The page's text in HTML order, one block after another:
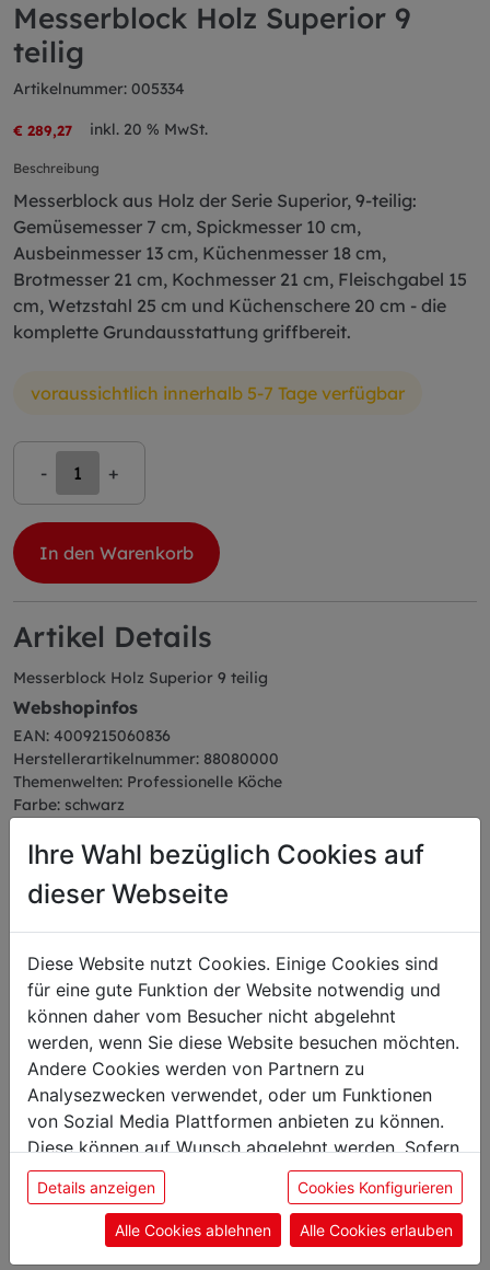
Messerblock Holz Superior 9
teilig
Artikelnummer: 005334
€ 289,27 inkl. 20 % MwSt.
Beschreibung
Messerblock aus Holz der Serie Superior, 9-teilig:
Gemüsemesser 7 cm, Spickmesser 10 cm,
Ausbeinmesser 13 cm, Küchenmesser 18 cm,
Brotmesser 21 cm, Kochmesser 21 cm, Fleischgabel 15
cm, Wetzstahl 25 cm und Küchenschere 20 cm - die
komplette Grundausstattung griffbereit.
voraussichtlich innerhalb 5-7 Tage verfügbar
- +
In den Warenkorb
Artikel Details
Messerblock Holz Superior 9 teilig
Webshopinfos
EAN: 4009215060836
Herstellerartikelnummer: 88080000
Themenwelten: Professionelle Köche
Farbe: schwarz
Abmessungen
Länge: 33,00 cm
Breite: 9,70 cm
Höhe: 29,00 cm
Das könnte Sie auch
interessieren
Wurstgabel
Ihre Wahl bezüglich Cookies auf
dieser Webseite
Diese Website nutzt Cookies. Einige Cookies sind
für eine gute Funktion der Website notwendig und
können daher vom Besucher nicht abgelehnt
werden, wenn Sie diese Website besuchen möchten.
Andere Cookies werden von Partnern zu
Analysezwecken verwendet, oder um Funktionen
von Sozial Media Plattformen anbieten zu können.
Diese können auf Wunsch abgelehnt werden. Sofern
sie unsere Webseite weiter nutzen, geben Sie
Einwilligung zu unseren Cookies.
Details anzeigen Cookies Konfigurieren
Alle Cookies ablehnen Alle Cookies erlauben